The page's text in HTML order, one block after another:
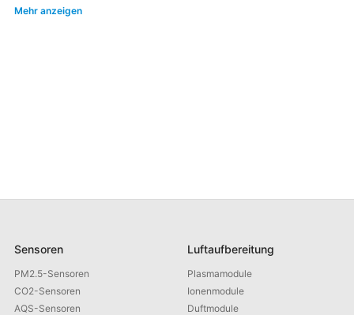
Feuchtigkeitskontrollsystem kann ein präzises Frischemanagement
Mehr anzeigen
Sensoren
PM2.5-Sensoren
CO2-Sensoren
AQS-Sensoren
Luftaufbereitung
Plasmamodule
Ionenmodule
Duftmodule